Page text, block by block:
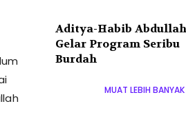
Aditya-Habib Abdullah
Gelar Program Seribu
Burdah
MUAT LEBIH BANYAK